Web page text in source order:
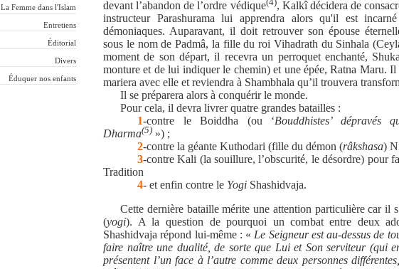
La Femme dans l'Islam
Entretiens
Éditorial
Divers
Éduquer nos enfants
devant l’abandon de l’ordre védique
, Kalkî décidera de
instructeur Parashurama lui apprendra alors qu'il est
démoniaques. Auparavant, il doit retrouver son épouse
sous le nom de Padmâ, la fille du roi Vihadrath du Sinhala
moment de son départ, il recevra un perroquet enchanté,
monture et de lui indiquer le chemin) et une épée, Ratna Maru. Il
mariera avec elle et reviendra à Shambhala qu’il trouvera
Il se préparera alors à conquérir le monde.
Pour cela, il devra livrer quatre grandes batailles :
1-contre le Boiddha (ou ‘Bouddhistes’
Dharma(5) ») ;
2-contre la géante Kuthodari (fille du démon (râkshasa)
3-contre Kali (la souillure, l’obscurité, le désordre) pour
Tradition
4- et enfin contre le Yogi Shashidvaja.
Cette dernière bataille mérite une attention particulière car il
(yogi). A la question de pourquoi un combat entre deux
Shashidvaja répond lui-même : « Le Seigneur est au-dessus de
faire naître une dualité, de sorte que Lui et Son serviteur (qui
présentent l’un face à l’autre comme deux personnes